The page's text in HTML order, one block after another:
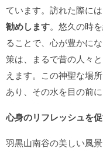
ています。訪れた際には
勧めします。悠久の時
ることで、心が豊かに
策は、まるで昔の人々
えます。この神聖な場
あり、その水を目の前
心身のリフレッシュを
羽黒山南谷の美しい風